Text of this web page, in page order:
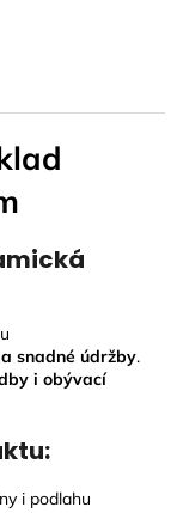
snadné údržby.
i obývací
i podlahu